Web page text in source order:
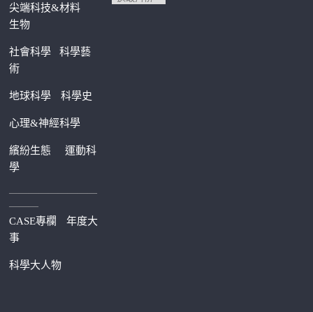
尖端科技&材料
生物
社會科學科學藝
術
地球科學 科學史
心理&神經科學
繽紛生態運動科
學
—————————
———
CASE專欄
年度大
事
科學大人物